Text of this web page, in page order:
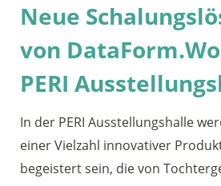
Neue
von
PERI
In der PERI Ausstellungshalle
einer Vielzahl innovativer
begeistert sein, die von